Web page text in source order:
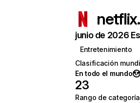
junio de 2026
Entretenimiento
Clasificación
En todo el mundo
23
Rango de categoría